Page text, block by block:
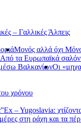
– Γαλλικές Άλπεις
Μονός αλλά όχι
Από τα Ευρωπαϊκά
ΒαλκανίωνΟι
χρόνου
Ex – Yugoslavia:
στη ράχη και τα